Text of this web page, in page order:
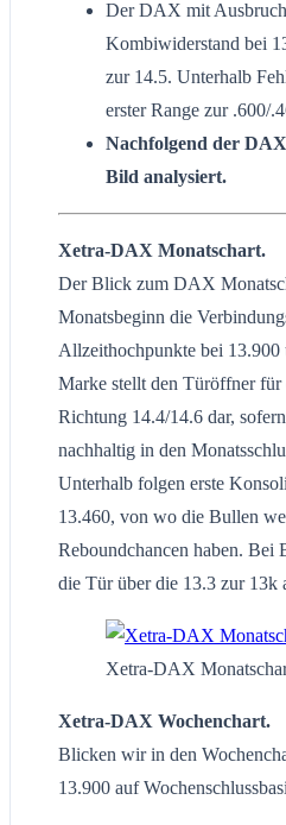
Der DAX mit
Kombiwiderstand bei
zur 14.5. Unterhalb
erster Range zur .600/
Nachfolgend der
Bild analysiert.
Xetra-DAX Monatschart.
Der Blick zum DAX
Monatsbeginn die
Allzeithochpunkte bei 13.900
Marke stellt den Türöffner
Richtung 14.4/14.6 dar,
nachhaltig in den
Unterhalb folgen erste
13.460, von wo die Bullen
Reboundchancen haben. Bei
die Tür über die 13.3 zur 13k
Xetra-DAX
Xetra-DAX Wochenchart.
Blicken wir in den
13.900 auf